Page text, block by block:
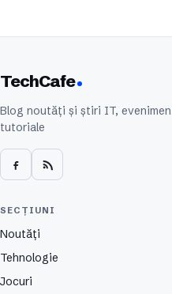
TechCafe
Blog noutăți și știri IT,
tutoriale
SECȚIUNI
Noutăți
Tehnologie
Jocuri